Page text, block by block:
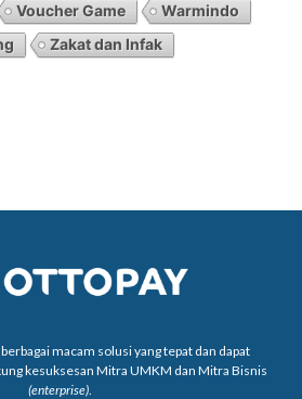
Voucher Game
Warmindo
Zakat dan Infak
macam solusi yang tepat dan dapat
kesuksesan Mitra UMKM dan Mitra Bisnis
(enterprise).